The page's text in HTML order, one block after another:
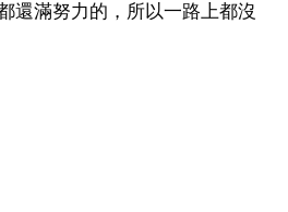
還滿努力的，所以一路上都沒